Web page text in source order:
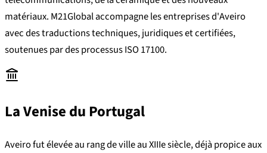
matériaux. M21Global accompagne les entreprises d'Aveiro
avec des traductions techniques, juridiques et certifiées,
soutenues par des processus ISO 17100.
La Venise du Portugal
Aveiro fut élevée au rang de ville au XIIIe siècle, déjà propice aux